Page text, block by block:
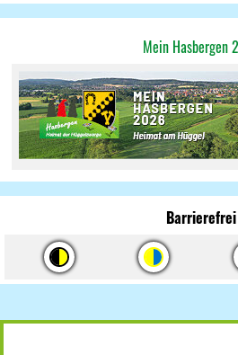
Mein Hasbergen
Barrierefrei